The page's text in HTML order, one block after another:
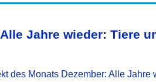
Jahre wieder: Tiere
des Monats Dezember: Alle